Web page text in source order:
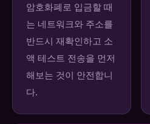
암호화폐로 입금할 때
는 네트워크와 주소를
반드시 재확인하고 소
액 테스트 전송을 먼저
해보는 것이 안전합니
다.